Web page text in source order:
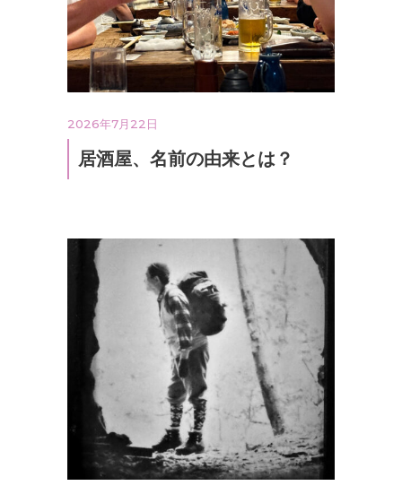
2026年7月22日
居酒屋、名前の由来とは？